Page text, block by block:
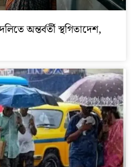
অন্তর্বর্তী স্থগিতাদেশ,